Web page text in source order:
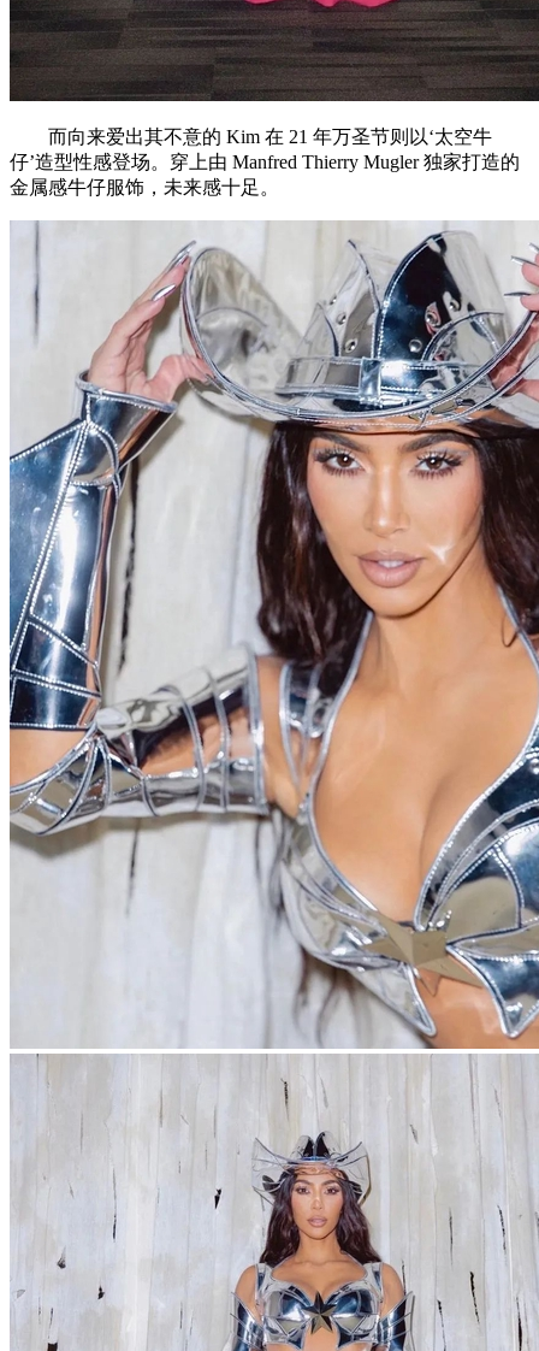
而向来爱出其不意的 Kim 在 21 年万圣节则以‘太空牛
仔’造型性感登场。穿上由 Manfred Thierry Mugler 独家打造的
金属感牛仔服饰，未来感十足。